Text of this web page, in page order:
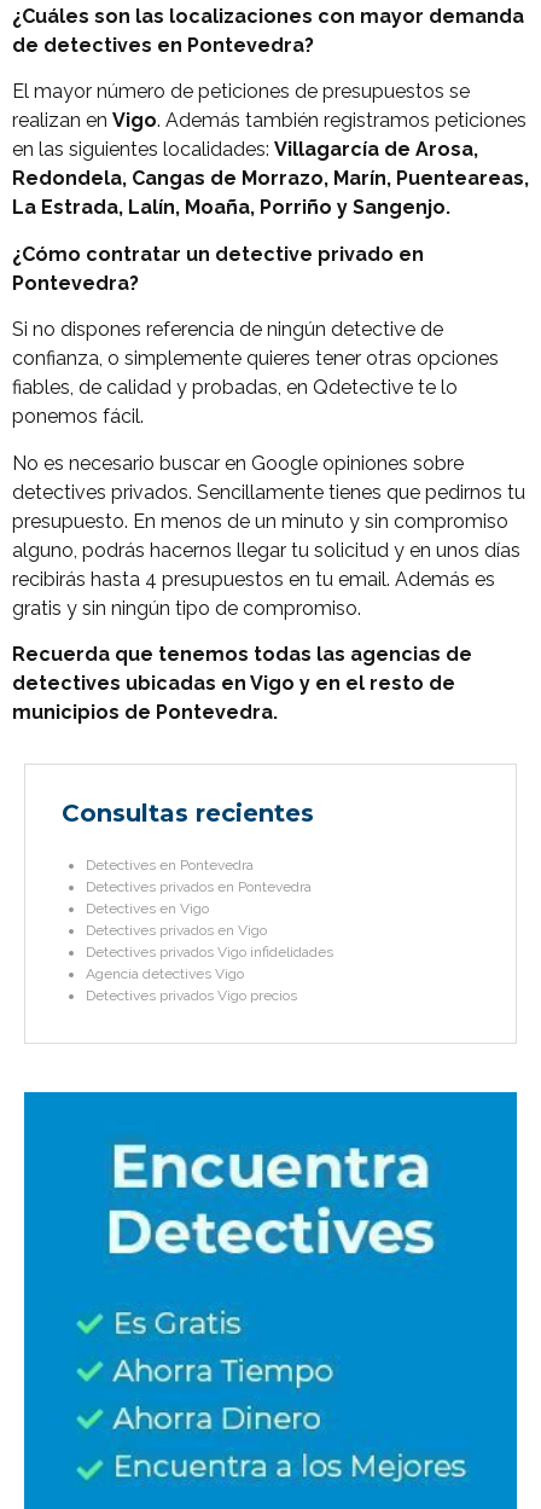
¿Cuáles son las localizaciones con mayor demanda
de detectives en Pontevedra?
El mayor número de peticiones de presupuestos se
realizan en Vigo. Además también registramos peticiones
en las siguientes localidades: Villagarcía de Arosa,
Redondela, Cangas de Morrazo, Marín, Puenteareas,
La Estrada, Lalín, Moaña, Porriño y Sangenjo.
¿Cómo contratar un detective privado en
Pontevedra?
Si no dispones referencia de ningún detective de
confianza, o simplemente quieres tener otras opciones
fiables, de calidad y probadas, en Qdetective te lo
ponemos fácil.
No es necesario buscar en Google opiniones sobre
detectives privados. Sencillamente tienes que pedirnos tu
presupuesto. En menos de un minuto y sin compromiso
alguno, podrás hacernos llegar tu solicitud y en unos días
recibirás hasta 4 presupuestos en tu email. Además es
gratis y sin ningún tipo de compromiso.
Recuerda que tenemos todas las agencias de
detectives ubicadas en Vigo y en el resto de
municipios de Pontevedra.
Consultas recientes
Detectives en Pontevedra
Detectives privados en Pontevedra
Detectives en Vigo
Detectives privados en Vigo
Detectives privados Vigo infidelidades
Agencia detectives Vigo
Detectives privados Vigo precios